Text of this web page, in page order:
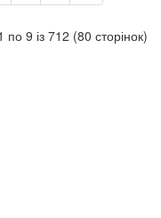
по 9 із 712 (80 сторінок)